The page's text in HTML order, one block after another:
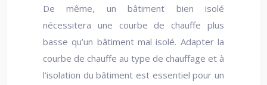
De même, un bâtiment bien isolé
nécessitera une courbe de chauffe plus
basse qu’un bâtiment mal isolé. Adapter la
courbe de chauffe au type de chauffage et à
l’isolation du bâtiment est essentiel pour un